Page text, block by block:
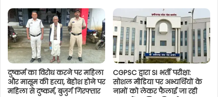
दुष्कर्म का विरोध करने पर महिला
और मासूम की हत्या, बेहोश होने पर
महिला से दुष्कर्म, बुजुर्ग गिरफ्तार
CGPSC द्वारा SI भर्ती परीक्षा:
सोशल मीडिया पर अभ्यर्थियों के
नामों को लेकर फैलाई जा रही